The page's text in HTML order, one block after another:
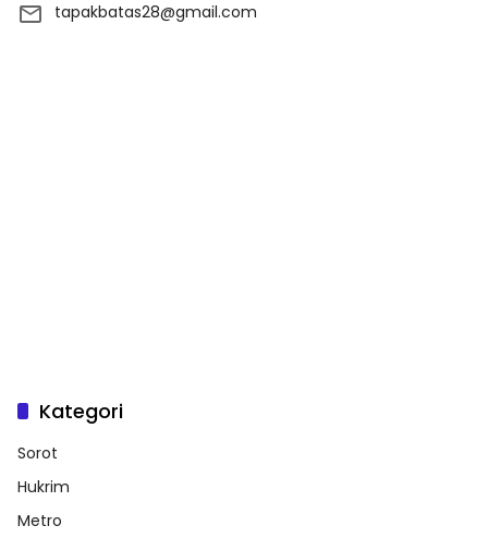
tapakbatas28@gmail.com
Kategori
Sorot
Hukrim
Metro